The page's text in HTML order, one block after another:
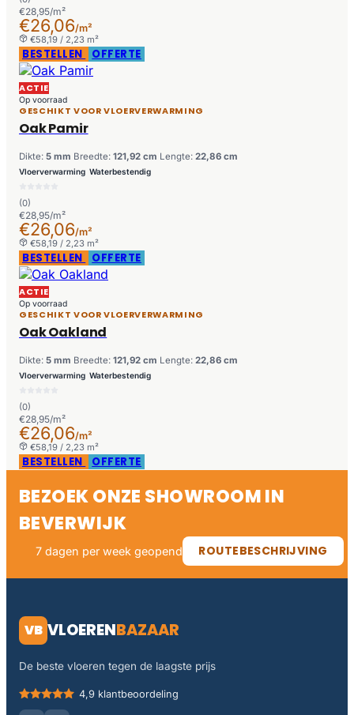
€28,95/m²
€26,06/m²
€58,19 / 2,23 m²
BESTELLEN OFFERTE
ACTIE
Op voorraad
GESCHIKT VOOR VLOERVERWARMING
Oak Pamir
Dikte: 5 mm Breedte: 121,92 cm Lengte: 22,86 cm
Vloerverwarming Waterbestendig
(0)
€28,95/m²
€26,06/m²
€58,19 / 2,23 m²
BESTELLEN OFFERTE
ACTIE
Op voorraad
GESCHIKT VOOR VLOERVERWARMING
Oak Oakland
Dikte: 5 mm Breedte: 121,92 cm Lengte: 22,86 cm
Vloerverwarming Waterbestendig
(0)
€28,95/m²
€26,06/m²
€58,19 / 2,23 m²
BESTELLEN OFFERTE
BEZOEK ONZE SHOWROOM IN
BEVERWIJK
7 dagen per week geopend ROUTEBESCHRIJVING
VB VLOERENBAZAAR
De beste vloeren tegen de laagste prijs
4,9 klantbeoordeling